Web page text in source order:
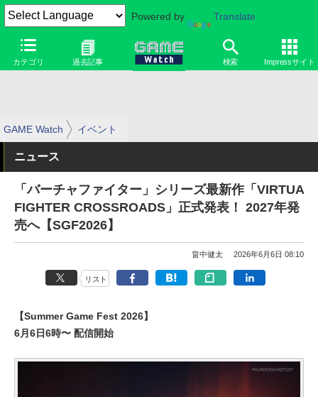
Powered by Translate
カテゴリ 過去記事 検索 Impressサイト
GAME Watch イベント
ニュース
「バーチャファイター」シリーズ最新作「VIRTUA
FIGHTER CROSSROADS」正式発表！ 2027年発
売へ【SGF2026】
畠中健太 2026年6月6日 08:10
リスト
【Summer Game Fest 2026】
6月6日6時〜 配信開始